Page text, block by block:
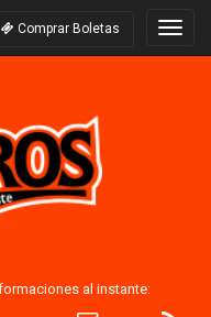
Comprar Boletas
al instante: